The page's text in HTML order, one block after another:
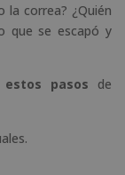
la correa? ¿Quién
que se escapó y
estos pasos de